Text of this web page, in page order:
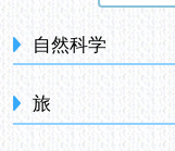
自然科学
旅